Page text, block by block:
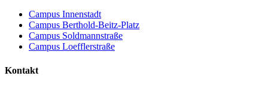
Campus Innenstadt
Campus Berthold-Beitz-Platz
Campus Soldmannstraße
Campus Loefflerstraße
Kontakt